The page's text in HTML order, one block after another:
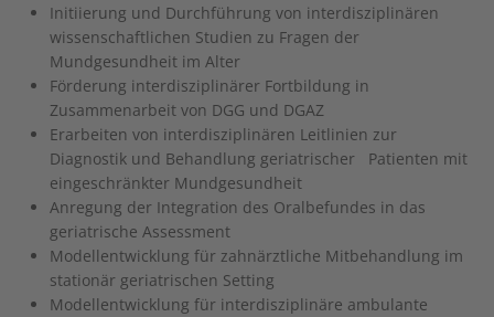
Initiierung und Durchführung von interdisziplinären
wissenschaftlichen Studien zu Fragen der
Mundgesundheit im Alter
Förderung interdisziplinärer Fortbildung in
Zusammenarbeit von DGG und DGAZ
Erarbeiten von interdisziplinären Leitlinien zur
Diagnostik und Behandlung geriatrischer Patienten mit
eingeschränkter Mundgesundheit
Anregung der Integration des Oralbefundes in das
geriatrische Assessment
Modellentwicklung für zahnärztliche Mitbehandlung im
stationär geriatrischen Setting
Modellentwicklung für interdisziplinäre ambulante